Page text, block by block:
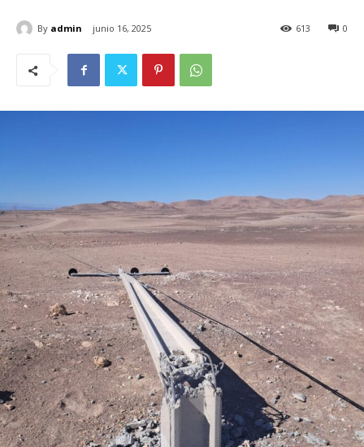
By admin junio 16, 2025 0
613